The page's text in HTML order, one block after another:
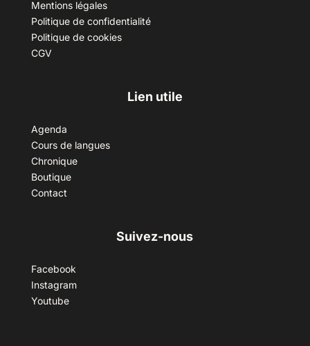
Mentions légales
Politique de confidentialité
Politique de cookies
CGV
Lien utile
Agenda
Cours de langues
Chronique
Boutique
Contact
Suivez-nous
Facebook
Instagram
Youtube